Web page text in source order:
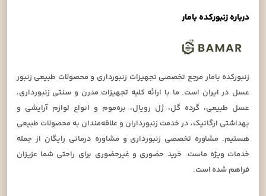
درباره زنبورکده بامار
زنبورکده بامار مرجع تخصصی تجهیزات زنبورداری و محصولات طبیعی زنبور
عسل در ایران است. ما با ارائه کلیه تجهیزات مدرن و سنتی زنبورداری،
عسل طبیعی، گرده گل، ژل رویال، بره‌موم و انواع لوازم آرایشی و
بهداشتی ارگانیک، در خدمت زنبورداران و علاقه‌مندان به محصولات طبیعی
هستیم. مشاوره تخصصی زنبورداری و مشاوره درمانی رایگان از جمله
خدمات ویژه ماست. خرید حضوری و غیرحضوری برای راحتی شما عزیزان
فراهم شده است.